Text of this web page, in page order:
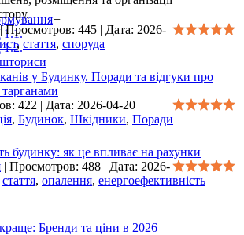
+
1.1.
Просмотров: 445 | Дата: 2026-
,стаття, споруда
у Будинку. Поради та відгуки про
422 | Дата: 2026-04-20
, Будинок, Шкідники, Поради
будинку: як це впливає на рахунки
| Просмотров: 488 | Дата: 2026-
стаття, опалення, енергоефективність
Бренди та ціни в 2026